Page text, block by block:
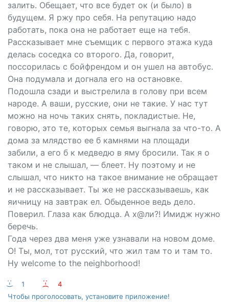
залить. Обещает, что все будет ок (и было) в
будущем. Я ржу про себя. На репутацию надо
работать, пока она не работает еще на тебя.
Рассказывает мне съемщик с первого этажа куда
делась соседка со второго. Да, говорит,
поссорилась с бойфрендом и он ушел на автобус.
Она подумала и догнала его на остановке.
Подошла сзади и выстрелила в голову при всем
народе. А ваши, русские, они не такие. У нас тут
можно на ночь таких снять, покладистые. Не,
говорю, это те, которых семья выгнала за что-то. А
дома за млядство ее б камнями на площади
забили, а его б к медведю в яму бросили. Так я о
таком и не слышал, — блеет. Ну поэтому и не
слышал, что никто на такое внимание не обращает
и не рассказывает. Ты же не рассказываешь, как
яичницу на завтрак ел. Обыденное ведь дело.
Поверил. Глаза как блюдца. А х@ли?! Имидж нужно
беречь.
Года через два меня уже узнавали на новом доме.
О! Ты, мол, тот русский, что жил там то и там то.
Ну wеlcomе to thе nеighborhood!
:-) 1 :-(
4
Чтобы проголосовать, установите приложение!